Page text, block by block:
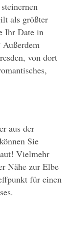
als größter
Ihr Date in
Außerdem
von dort
aus der
Sie
Vielmehr
Nähe zur Elbe
für einen